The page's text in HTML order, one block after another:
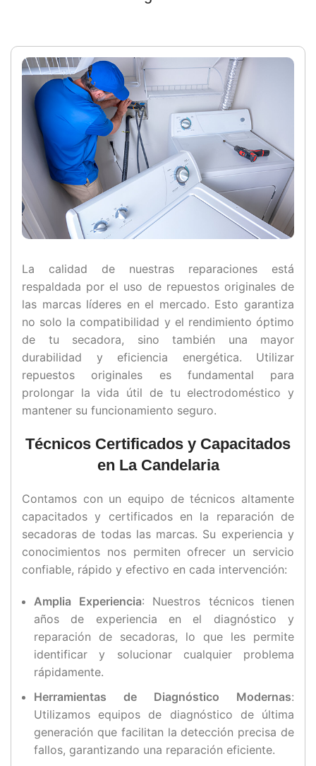
La calidad de nuestras reparaciones está
respaldada por el uso de repuestos originales de
las marcas líderes en el mercado. Esto garantiza
no solo la compatibilidad y el rendimiento óptimo
de tu secadora, sino también una mayor
durabilidad y eficiencia energética. Utilizar
repuestos originales es fundamental para
prolongar la vida útil de tu electrodoméstico y
mantener su funcionamiento seguro.
Técnicos Certificados y Capacitados
en La Candelaria
Contamos con un equipo de técnicos altamente
capacitados y certificados en la reparación de
secadoras de todas las marcas. Su experiencia y
conocimientos nos permiten ofrecer un servicio
confiable, rápido y efectivo en cada intervención:
Amplia Experiencia: Nuestros técnicos tienen
años de experiencia en el diagnóstico y
reparación de secadoras, lo que les permite
identificar y solucionar cualquier problema
rápidamente.
Herramientas de Diagnóstico Modernas:
Utilizamos equipos de diagnóstico de última
generación que facilitan la detección precisa de
fallos, garantizando una reparación eficiente.